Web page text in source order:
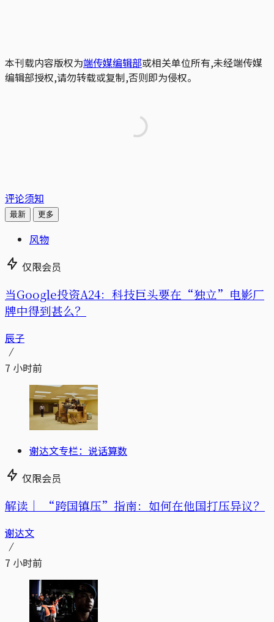
本刊载内容版权为端传媒编辑部或相关单位所有,未经端传媒
编辑部授权,请勿转载或复制,否则即为侵权。
评论须知
最新 更多
风物
仅限会员
当Google投资A24：科技巨头要在“独立”电影厂
牌中得到甚么？
辰子
7 小时前
谢达文专栏：说话算数
仅限会员
解读｜ “跨国镇压”指南：如何在他国打压异议？
谢达文
7 小时前